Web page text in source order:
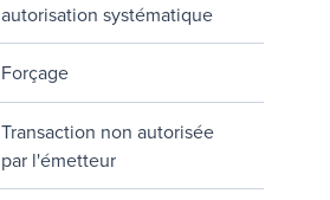
autorisation systématique
Forçage
Transaction non autorisée
par l'émetteur